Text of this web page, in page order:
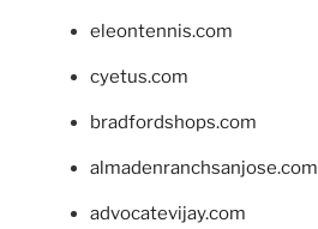
eleontennis.com
cyetus.com
bradfordshops.com
almadenranchsanjose.com
advocatevijay.com